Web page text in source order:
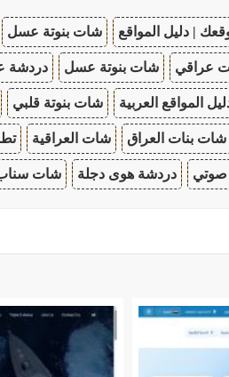
| دليل المواقع شات بنوتة عسل
عراقي شات بنوتة عسل دردشة
المواقع العربية شات بنوتة قلبي
شات بنات العراق شات العراقية
دردشة هوى دجلة شات سناب